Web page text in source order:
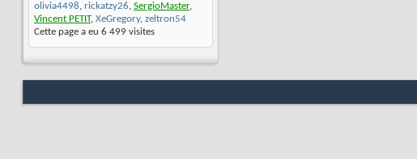
olivia4498, rickatzy26, SergioMaster,
Vincent PETIT, XeGregory, zeltron54
Cette page a eu 6 499 visites